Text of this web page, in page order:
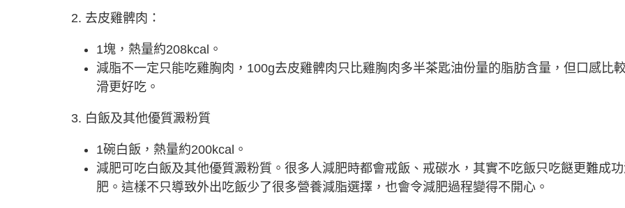
2. 去皮雞髀肉：
1塊，熱量約208kcal。
減脂不一定只能吃雞胸肉，100g去皮雞髀肉只比雞胸肉多半茶匙油份量的脂肪含量，但口感比
滑更好吃。
3. 白飯及其他優質澱粉質
1碗白飯，熱量約200kcal。
減肥可吃白飯及其他優質澱粉質。很多人減肥時都會戒飯、戒碳水，其實不吃飯只吃餸更難成
肥。這樣不只導致外出吃飯少了很多營養減脂選擇，也會令減肥過程變得不開心。